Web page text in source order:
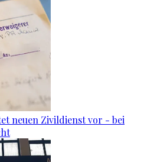
neuen Zivildienst vor - bei